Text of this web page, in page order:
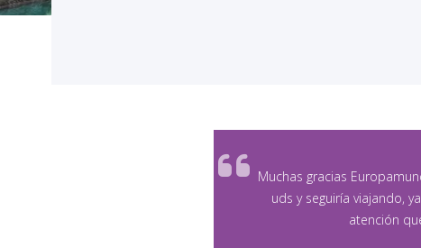
Muchas gracias
uds y seguiría viajando,
atención